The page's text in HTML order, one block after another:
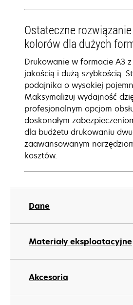
Dane
Materiały eksploatacyjne
Akcesoria
Ostateczne
kolorów dla dużych
Drukowanie w formacie A3 z
jakością i dużą szybkością.
podajnika o wysokiej
Maksymalizuj wydajność
profesjonalnym opcjom
doskonałym
dla budżetu drukowaniu
zaawansowanym
kosztów.